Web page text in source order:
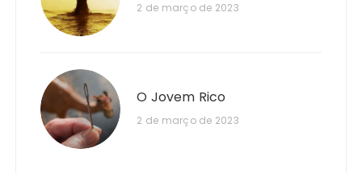
2 de março de 2023
O Jovem Rico
2 de março de 2023